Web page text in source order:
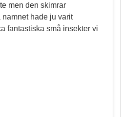
men den skimrar
hade ju varit
fantastiska små insekter vi